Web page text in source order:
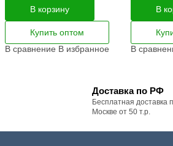
В корзину
Купить оптом
В сравнение В избранное
В
В
Доставка по РФ
Бесплатная доставка
Москве от 50 т.р.